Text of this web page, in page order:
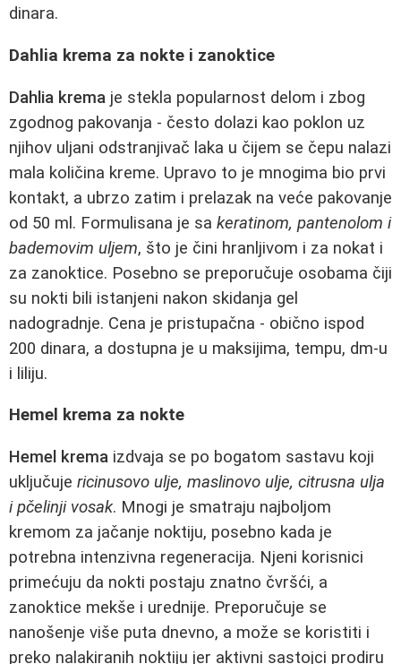
dinara.
Dahlia krema za nokte i zanoktice
Dahlia krema je stekla popularnost delom i zbog
zgodnog pakovanja - često dolazi kao poklon uz
njihov uljani odstranjivač laka u čijem se čepu nalazi
mala količina kreme. Upravo to je mnogima bio prvi
kontakt, a ubrzo zatim i prelazak na veće pakovanje
od 50 ml. Formulisana je sa keratinom, pantenolom i
bademovim uljem, što je čini hranljivom i za nokat i
za zanoktice. Posebno se preporučuje osobama čiji
su nokti bili istanjeni nakon skidanja gel
nadogradnje. Cena je pristupačna - obično ispod
200 dinara, a dostupna je u maksijima, tempu, dm-u
i liliju.
Hemel krema za nokte
Hemel krema izdvaja se po bogatom sastavu koji
uključuje ricinusovo ulje, maslinovo ulje, citrusna ulja
i pčelinji vosak. Mnogi je smatraju najboljom
kremom za jačanje noktiju, posebno kada je
potrebna intenzivna regeneracija. Njeni korisnici
primećuju da nokti postaju znatno čvršći, a
zanoktice mekše i urednije. Preporučuje se
nanošenje više puta dnevno, a može se koristiti i
preko nalakiranih noktiju jer aktivni sastojci prodiru